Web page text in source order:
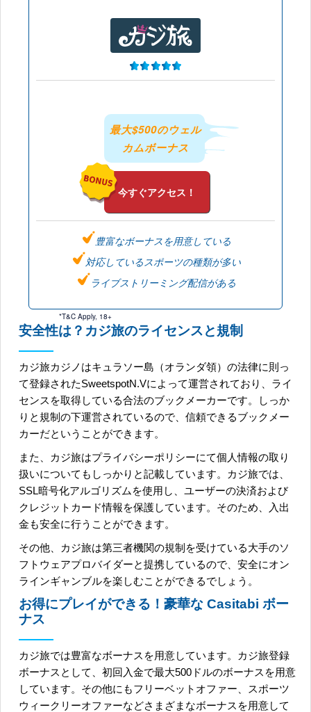
豊富なボーナスを用意している
対応しているスポーツの種類が多い
ライブストリーミング配信がある
最大$500のウェル
カムボーナス
今すぐアクセス！
安全性は？カジ旅のライセンスと規制
カジ旅カジノはキュラソー島（オランダ領）の法律に則っ
て登録されたSweetspotN.Vによって運営されており、ライ
センスを取得している合法のブックメーカーです。しっか
りと規制の下運営されているので、信頼できるブックメー
カーだということができます。
また、カジ旅はプライバシーポリシーにて個人情報の取り
扱いについてもしっかりと記載しています。カジ旅では、
SSL暗号化アルゴリズムを使用し、ユーザーの決済および
クレジットカード情報を保護しています。そのため、入出
金も安全に行うことができます。
その他、カジ旅は第三者機関の規制を受けている大手のソ
フトウェアプロバイダーと提携しているので、安全にオン
ラインギャンブルを楽しむことができるでしょう。
お得にプレイができる！豪華な Casitabi ボー
ナス
カジ旅では豊富なボーナスを用意しています。カジ旅登録
ボーナスとして、初回入金で最大500ドルのボーナスを用意
しています。その他にもフリーベットオファー、スポーツ
ウィークリーオファーなどさまざまなボーナスを用意して